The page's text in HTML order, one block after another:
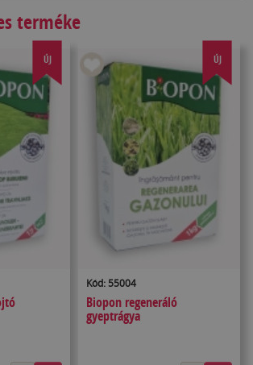
terméke
ÚJ ÚJ
Kód: 55004
Biopon regeneráló
gyeptrágya